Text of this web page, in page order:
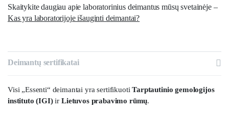
Skaitykite daugiau apie laboratorinius deimantus mūsų svetainėje –
Kas yra laboratorijoje išauginti deimantai?
Deimantų sertifikatai
Visi „Essenti“ deimantai yra sertifikuotiTarptautinio gemologijos
instituto (IGI)ir Lietuvos prabavimo rūmų.